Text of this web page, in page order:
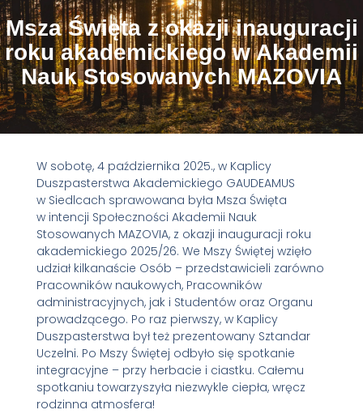
Msza Święta z okazji inauguracji
roku akademickiego w Akademii
Nauk Stosowanych MAZOVIA
W sobotę, 4 października 2025., w Kaplicy
Duszpasterstwa Akademickiego GAUDEAMUS
w Siedlcach sprawowana była Msza Święta
w intencji Społeczności Akademii Nauk
Stosowanych MAZOVIA, z okazji inauguracji roku
akademickiego 2025/26. We Mszy Świętej wzięło
udział kilkanaście Osób – przedstawicieli zarówno
Pracowników naukowych, Pracowników
administracyjnych, jak i Studentów oraz Organu
prowadzącego. Po raz pierwszy, w Kaplicy
Duszpasterstwa był też prezentowany Sztandar
Uczelni. Po Mszy Świętej odbyło się spotkanie
integracyjne – przy herbacie i ciastku. Całemu
spotkaniu towarzyszyła niezwykle ciepła, wręcz
rodzinna atmosfera!